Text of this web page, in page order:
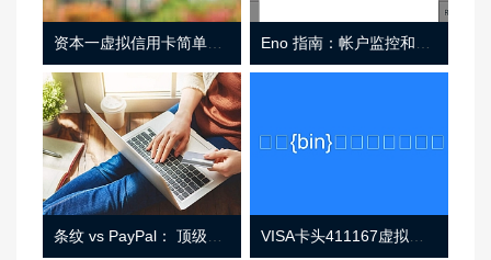
资本一虚拟信用卡简单介绍
条纹 vs PayPal： 顶级功能， 定价 （和更多！ VISA卡头411167虚拟卡基础信息